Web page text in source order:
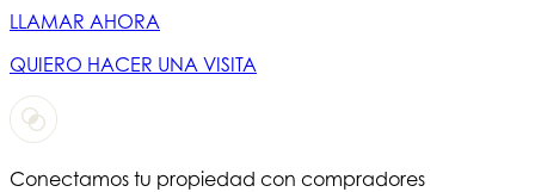
LLAMAR AHORA
QUIERO HACER UNA VISITA
Conectamos tu propiedad con compradores